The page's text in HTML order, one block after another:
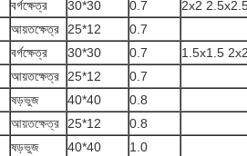
বর্গক্ষেত্র 30*30 0.7
2x2
আয়তক্ষেত্র 25*12
0.7
বর্গক্ষেত্র 30*30 0.7
1.5x1.5
আয়তক্ষেত্র 25*12
0.7
ষড়ভুজ 40*40
0.8
আয়তক্ষেত্র 25*12
0.8
ষড়ভুজ 40*40
1.0